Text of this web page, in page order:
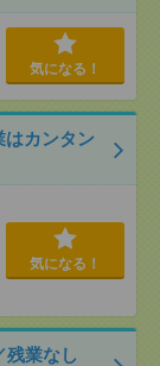
気になる！
はカンタン
気になる！
残業なし